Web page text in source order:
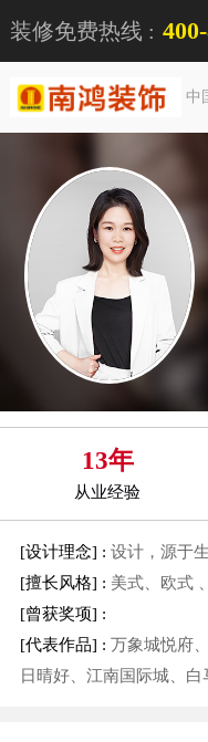
装修免费热线 :
中
13年
从业经验
[设计理念] : 设计，源于
[擅长风格] : 美式、欧式
[曾获奖项] :
[代表作品] : 万象城悦府
日晴好、江南国际城、白